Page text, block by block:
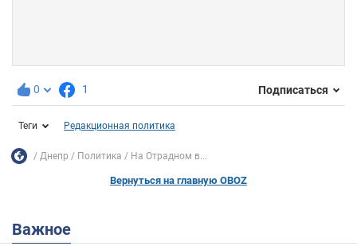
0 1 Подписаться
Теги Редакционная политика
Днепр Политика На Отрадном в...
Вернуться на главную OBOZ
Важное